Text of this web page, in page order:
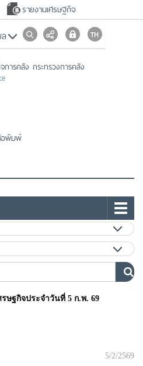
รายงานเศรษฐกิจ
การคลัง กระทรวงการคลัง
อพิมพ์
ษฐกิจประจำวันที่ 5 ก.พ. 69
5/2/2569